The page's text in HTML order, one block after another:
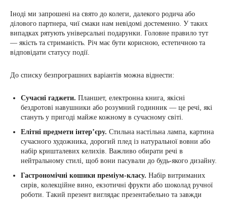
Іноді ми запрошені на свято до колеги, далекого родича або
ділового партнера, чиї смаки нам невідомі достеменно. У таких
випадках рятують універсальні подарунки. Головне правило тут
— якість та стриманість. Річ має бути корисною, естетичною та
відповідати статусу події.
До списку безпрограшних варіантів можна віднести:
Сучасні гаджети. Планшет, електронна книга, якісні
бездротові навушники або розумний годинник — це речі, які
стануть у пригоді майже кожному в сучасному світі.
Елітні предмети інтер’єру. Стильна настільна лампа, картина
сучасного художника, дорогий плед із натуральної вовни або
набір кришталевих келихів. Важливо обирати речі в
нейтральному стилі, щоб вони пасували до будь-якого дизайну.
Гастрономічні кошики преміум-класу. Набір витриманих
сирів, колекційне вино, екзотичні фрукти або шоколад ручної
роботи. Такий презент виглядає презентабельно та завжди